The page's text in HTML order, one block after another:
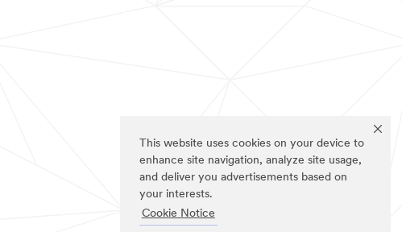
This website uses cookies on your device to
enhance site navigation, analyze site usage,
and deliver you advertisements based on
your interests.
Cookie Notice